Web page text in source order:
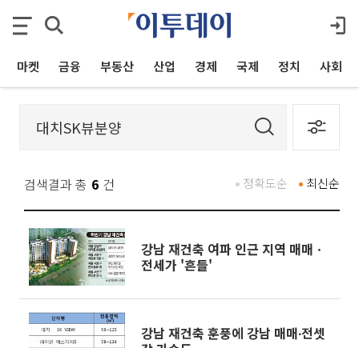
마켓 금융 부동산 산업 경제 국제 정치 사회
검색결과 총 6 건 최신순
정확도순
강남 재건축 여파 인근 지역 매매ㆍ
전세가 '흔들'
강남 재건축 훈풍에 강남 매매∙전셋